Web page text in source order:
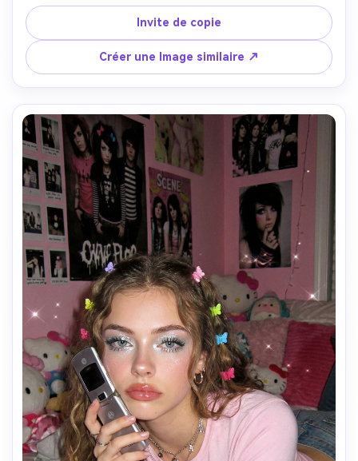
couleur lavande, épais brillant brillant à lèvres captant la
lumière, fard à paupières scintillant multicolore (rose et
violet), cheveux serrés avec des clips décoratifs, bijoux
gros, téléphone à basculer visible, intentionnellement
grainé et à basse résolution comme un appareil photo de
2 mégapixels, légère aberration chromatique,
superposition de l'horodatage numérique rouge, pure
Y2K nostalgie vibes
Invite de copie
Créer une Image similaire ↗
Créez des images IA
à l’infini. 100 %
gratuit!
Créer Gratuitement →